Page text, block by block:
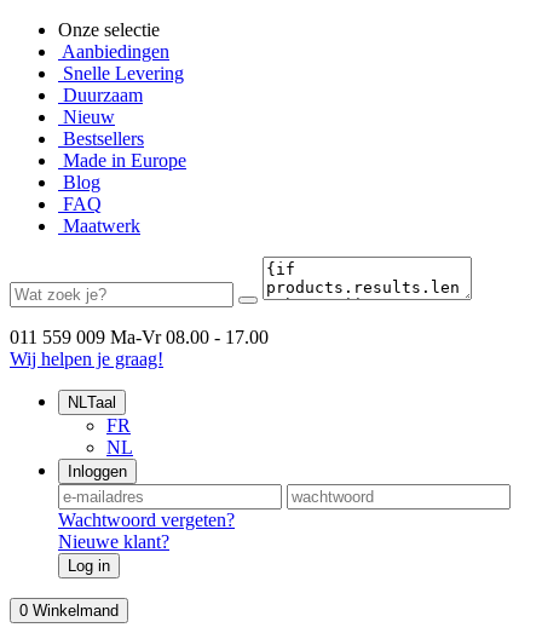
Onze selectie
Aanbiedingen
Snelle Levering
Duurzaam
Nieuw
Bestsellers
Made in Europe
Blog
FAQ
Maatwerk
011 559 009 Ma-Vr 08.00 - 17.00
Wij helpen je graag!
NLTaal
FR
NL
Inloggen
Wachtwoord vergeten?
Nieuwe klant?
Log in
0 Winkelmand